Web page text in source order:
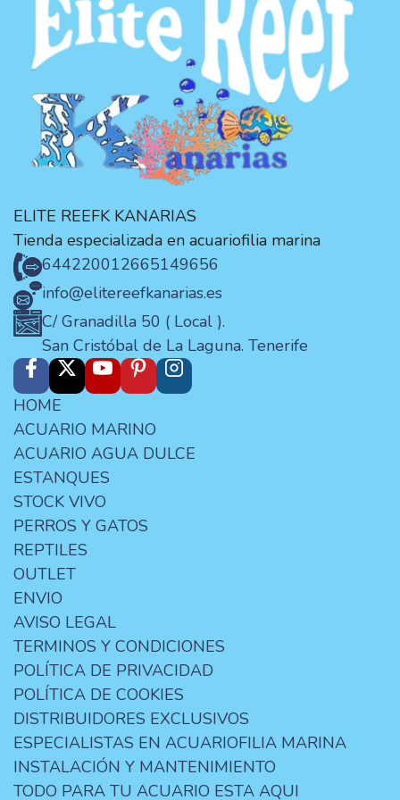
ELITE REEFK KANARIAS
Tienda especializada en acuariofilia marina
644220012665149656
info@elitereefkanarias.es
C/ Granadilla 50 ( Local ).
San Cristóbal de La Laguna. Tenerife
HOME
ACUARIO MARINO
ACUARIO AGUA DULCE
ESTANQUES
STOCK VIVO
PERROS Y GATOS
REPTILES
OUTLET
ENVIO
AVISO LEGAL
TERMINOS Y CONDICIONES
POLÍTICA DE PRIVACIDAD
POLÍTICA DE COOKIES
DISTRIBUIDORES EXCLUSIVOS
ESPECIALISTAS EN ACUARIOFILIA MARINA
INSTALACIÓN Y MANTENIMIENTO
TODO PARA TU ACUARIO ESTA AQUI